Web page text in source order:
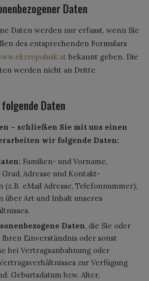
Daten
Daten werden nur erfasst, wenn Sie
des entsprechenden Formulars
bekannt geben. Die
werden nicht an Dritte
Daten
– schließen Sie mit uns einen
wir folgende Daten:
Familien- und Vorname,
Adresse und Kontakt-
eMail Adresse, Telefonnummer),
über Art und Inhalt unseres
Daten, die Sie oder
Einverständnis oder sonst
bei Vertragsanbahnung oder
zur Verfügung
Geburtsdatum bzw. Alter,